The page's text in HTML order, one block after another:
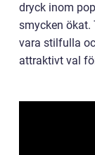
dryck inom
smycken ökat.
vara stilfulla
attraktivt val